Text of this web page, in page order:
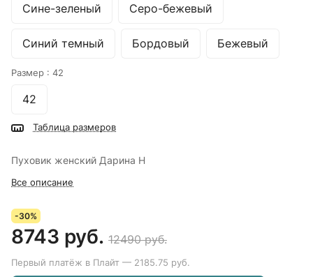
Сине-зеленый Серо-бежевый
Синий темный Бордовый Бежевый
Размер : 42
42
Таблица размеров
Пуховик женский Дарина Н
Все описание
-30%
8743 руб. 12490 руб.
Первый платёж в Плайт — 2185.75 руб.